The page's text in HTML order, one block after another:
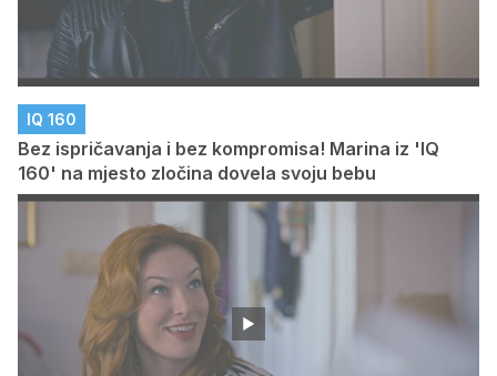
IQ 160
Bez ispričavanja i bez kompromisa! Marina iz 'IQ
160' na mjesto zločina dovela svoju bebu